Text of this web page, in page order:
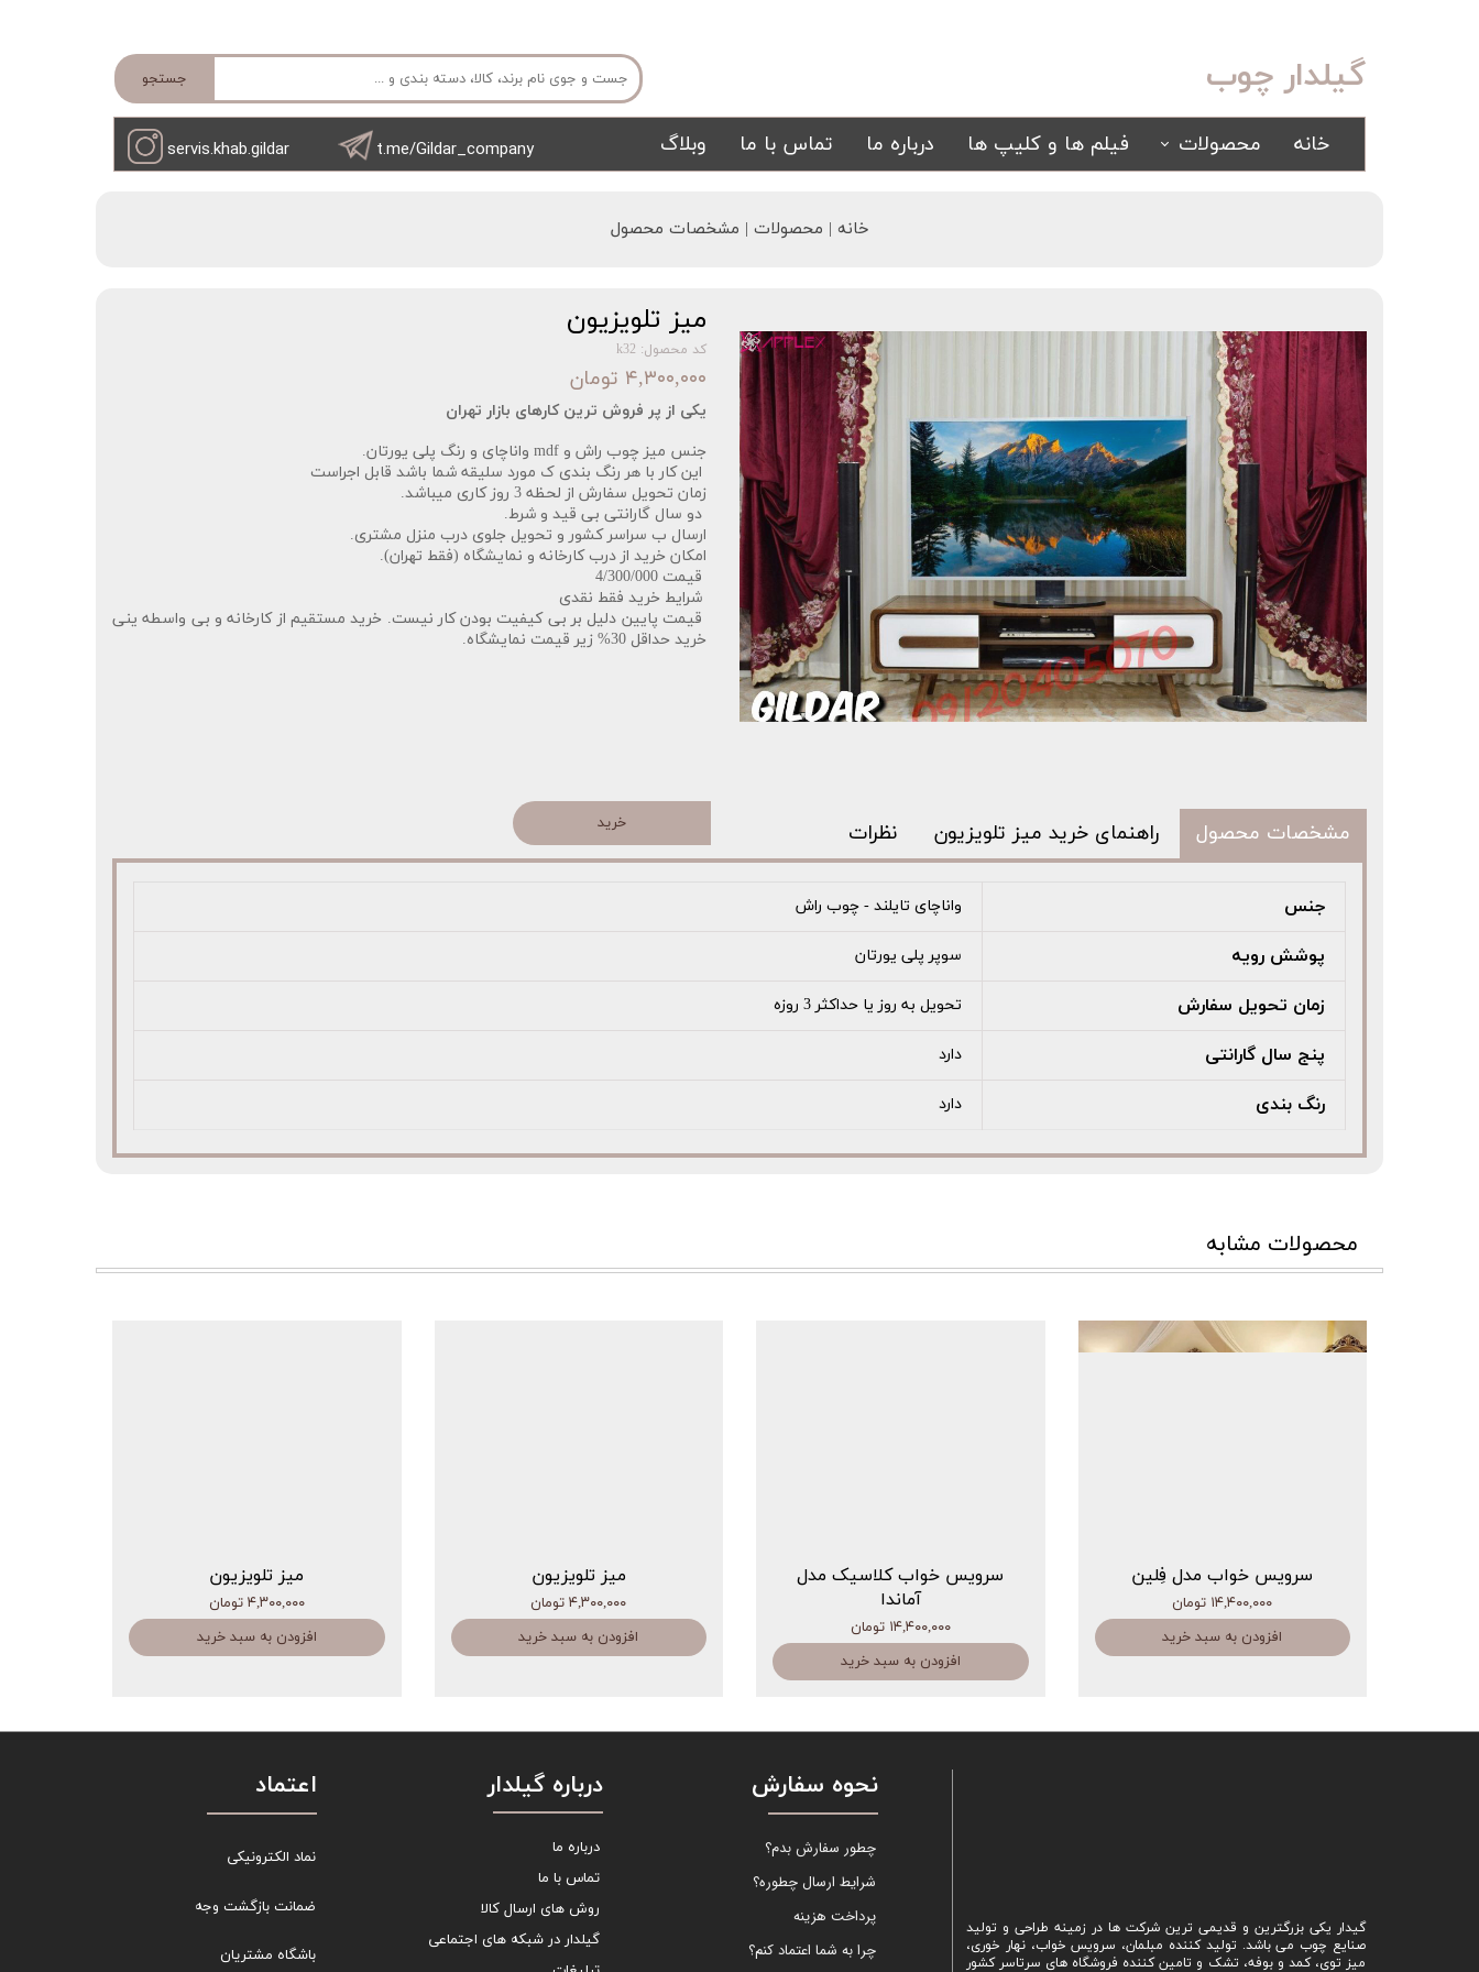
جستجو گیلدار چوب
خانه
محصولات
سرویس خواب سفید
یک نفره
سیسمونی کمد و بوفه تشک تابلو
فیلم ها و کلیپ ها درباره ما تماس با ما وبلاگ t.me/Gildar_company
servis.khab.gildar
خانه | محصولات | مشخصات محصول
میز تلویزیون
کد محصول: k32
۴,۳۰۰,۰۰۰ تومان
یکی از پر فروش ترین کارهای بازار تهران‌‌
جنس میز چوب راش و mdf واناچای و رنگ پلی یورتان.
این کار با هر رنگ بندی ک مورد سلیقه شما باشد قابل اجراست
زمان تحویل سفارش از لحظه 3 روز کاری میباشد.
دو سال گارانتی بی قید و شرط.
ارسال ب سراسر کشور و تحویل جلوی درب منزل مشتری.
امکان خرید از درب کارخانه و نمایشگاه (فقط تهران).
قیمت 4/300/000
شرایط خرید فقط نقدی
قیمت پایین دلیل بر بی کیفیت بودن کار نیست. خرید مستقیم از کارخانه و بی واسطه ینی
خرید حداقل 30% زیر قیمت نمایشگاه.
مشخصات محصول راهنمای خرید میز تلویزیون نظرات
جنس واناچای تایلند - چوب راش
پوشش رویه سوپر پلی یورتان
زمان تحویل سفارش تحویل به روز یا حداکثر 3 روزه
پنج سال گارانتی دارد
رنگ بندی دارد
خرید
محصولات مشابه
سرویس خواب مدل فِلین
۱۴,۴۰۰,۰۰۰ تومان
افزودن به سبد خرید
سرویس خواب کلاسیک مدل
آماندا
۱۴,۴۰۰,۰۰۰ تومان
افزودن به سبد خرید
میز تلویزیون
۴,۳۰۰,۰۰۰ تومان
افزودن به سبد خرید
میز تلویزیون
۴,۳۰۰,۰۰۰ تومان
افزودن به سبد خرید
گیدار یکی بزرگترین و قدیمی ترین شرکت ها در زمینه طراحی و تولید
صنایع چوب می باشد. تولید کننده مبلمان، سرویس خواب، نهار خوری،
میز توی، کمد و بوفه، تشک و تامین کننده فروشگاه های سرتاسر کشور
نحوه سفارش
چطور سفارش بدم؟
شرایط ارسال چطوره؟
پرداخت هزینه
چرا به شما اعتماد کنم؟
اعتماد
نماد الکترونیکی
ضمانت بازگشت وجه
باشگاه مشتریان
درباره گیلدار
درباره ما
تماس با ما
روش های ارسال کالا
گیلدار در شبکه های اجتماعی